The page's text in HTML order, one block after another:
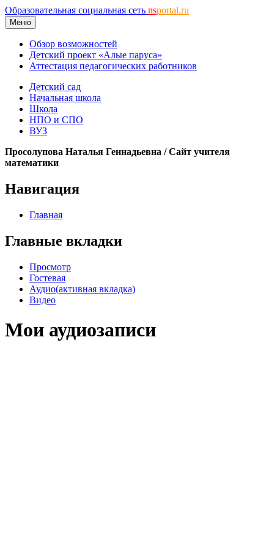
Образовательная социальная сеть nsportal.ru
Меню
Обзор возможностей
Детский проект «Алые паруса»
Аттестация педагогических работников
Детский сад
Начальная школа
Школа
НПО и СПО
ВУЗ
Просолупова Наталья Геннадьевна / Сайт учителя
математики
Навигация
Главная
Главные вкладки
Просмотр
Гостевая
Аудио(активная вкладка)
Видео
Мои аудиозаписи